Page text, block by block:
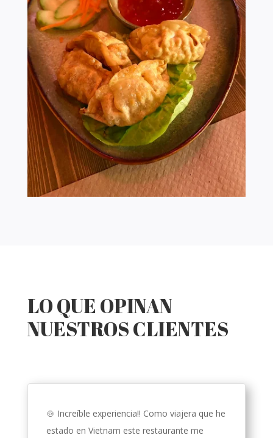
LO QUE OPINAN
NUESTROS CLIENTES
🍲 Increíble experiencia!! Como viajera que he
estado en Vietnam este restaurante me